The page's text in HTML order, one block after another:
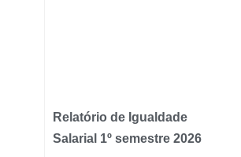
Relatório de Igualdade
Salarial 1º semestre 2026